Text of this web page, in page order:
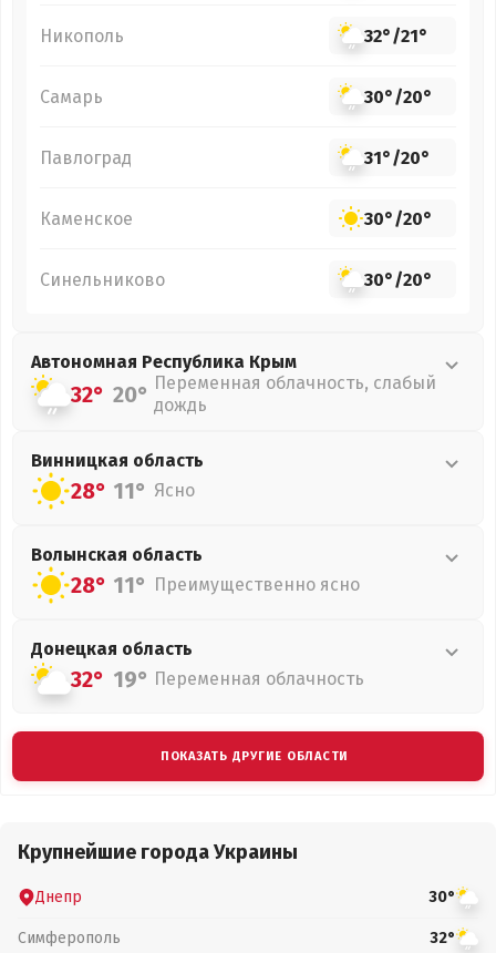
Никополь 32°/21°
Самарь 30°/20°
Павлоград 31°/20°
Каменское 30°/20°
Синельниково 30°/20°
Автономная Республика Крым
32° 20° Переменная облачность, слабый
дождь
Винницкая область
28° 11° Ясно
Волынская область
28° 11° Преимущественно ясно
Донецкая область
32° 19° Переменная облачность
ПОКАЗАТЬ ДРУГИЕ ОБЛАСТИ
Крупнейшие города Украины
Днепр 30°
Симферополь 32°